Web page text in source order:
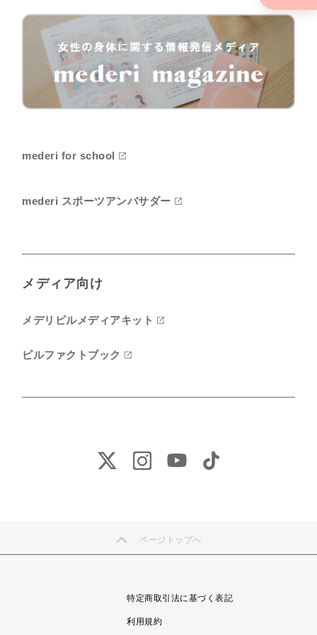
mederi for school
mederi スポーツアンバサダー
メディア向け
メデリピルメディアキット
ピルファクトブック
ページトップへ
特定商取引法に基づく表記
利用規約